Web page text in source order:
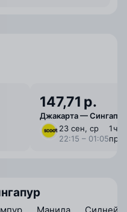
147,71 р.
Джакарта — Сингапур
23 сен, ср
22:15 – 01:05
1 ⁠ч